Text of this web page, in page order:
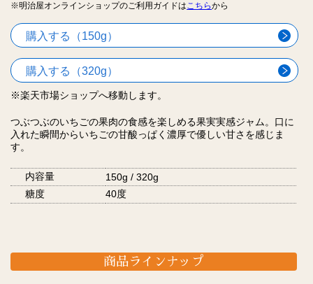
※明治屋オンラインショップのご利用ガイドはこちらから
購入する（150g）
購入する（320g）
※楽天市場ショップへ移動します。
つぶつぶのいちごの果肉の食感を楽しめる果実実感ジャム。口に
入れた瞬間からいちごの甘酸っぱく濃厚で優しい甘さを感じま
す。
内容量
150g / 320g
糖度
40度
商品ラインナップ